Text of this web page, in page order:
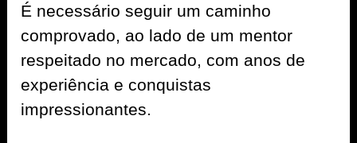
É necessário seguir um caminho
comprovado, ao lado de um mentor
respeitado no mercado, com anos de
experiência e conquistas
impressionantes.